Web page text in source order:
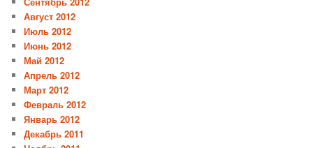
Август 2012
Июль 2012
Июнь 2012
Май 2012
Апрель 2012
Март 2012
Февраль 2012
Январь 2012
Декабрь 2011